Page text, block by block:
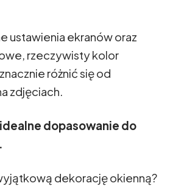
ustawienia ekranów oraz
rzeczywisty kolor
różnić się od
zdjęciach.
dopasowanie do
dekorację okienną?